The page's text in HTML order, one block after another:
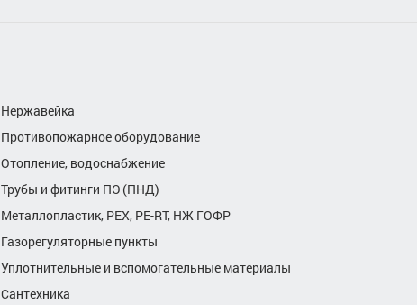
Нержавейка
Противопожарное оборудование
Отопление, водоснабжение
Трубы и фитинги ПЭ (ПНД)
Металлопластик, РЕХ, РЕ-RТ, НЖ ГОФР
Газорегуляторные пункты
Уплотнительные и вспомогательные материалы
Сантехника